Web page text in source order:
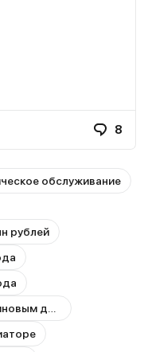
8
обслуживание
рублей